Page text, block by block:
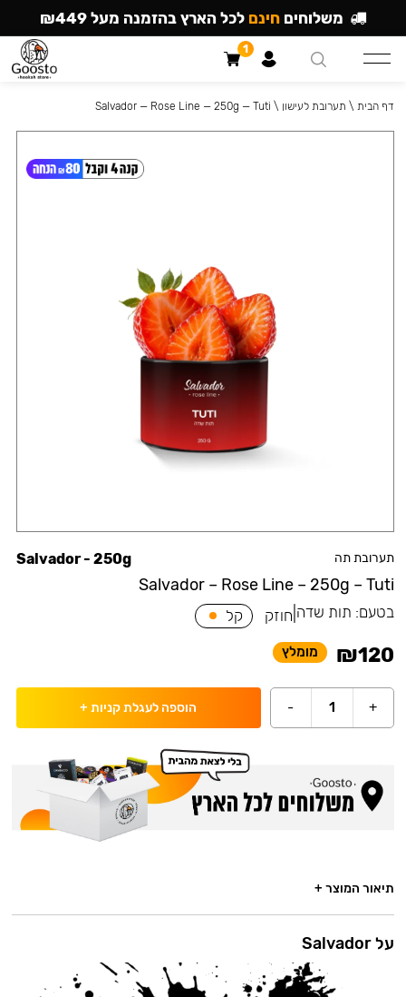
תערובת תה
Salvador – Rose Line – 250g – Tuti
Salvador - 250g
בטעם: תות שדה חוזק קל
₪120 מומלץ
+
1
- הוספה לעגלת קניות +
דף הבית \ תערובת לעישון \
Salvador — Rose Line — 250g — Tuti
תיאור המוצר +
על Salvador
משלוחים חינם לכל הארץ בהזמנה מעל ₪449
1